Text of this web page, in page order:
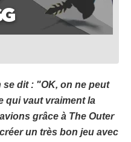
se dit : "OK, on ​​ne peut
qui vaut vraiment la
grâce à The Outer
un très bon jeu avec